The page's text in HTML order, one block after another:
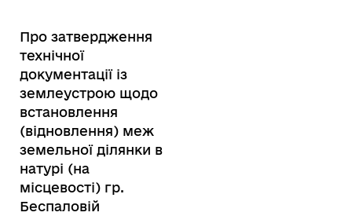
Про затвердження
технічної
документації із
землеустрою щодо
встановлення
(відновлення) меж
земельної ділянки в
натурі (на
місцевості) гр.
Беспаловій